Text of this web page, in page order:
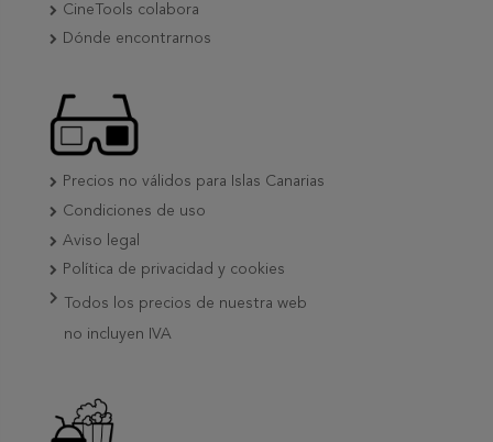
CineTools colabora
Dónde encontrarnos
Precios no válidos para Islas Canarias
Condiciones de uso
Aviso legal
Política de privacidad y cookies
Todos los precios de nuestra web
no incluyen IVA